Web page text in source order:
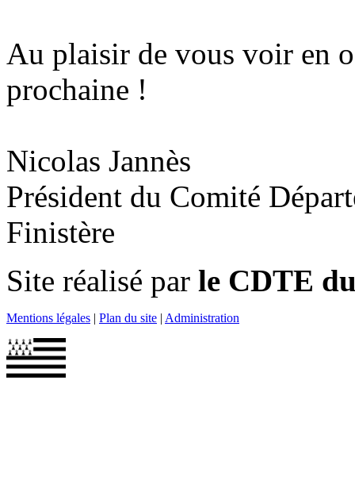
Au plaisir de vous voir en
prochaine !
Nicolas Jannès
Président du Comité
Finistère
Site réalisé par le CDTE
Mentions légales | Plan du site | Administration